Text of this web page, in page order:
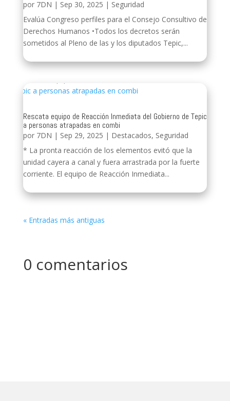
por 7DN | Sep 30, 2025 | Seguridad
Evalúa Congreso perfiles para el Consejo Consultivo de
Derechos Humanos •Todos los decretos serán
sometidos al Pleno de las y los diputados Tepic,...
Rescata equipo de Reacción Inmediata del Gobierno de Tepic
a personas atrapadas en combi
por 7DN | Sep 29, 2025 | Destacados, Seguridad
* La pronta reacción de los elementos evitó que la
unidad cayera a canal y fuera arrastrada por la fuerte
corriente. El equipo de Reacción Inmediata...
« Entradas más antiguas
0 comentarios